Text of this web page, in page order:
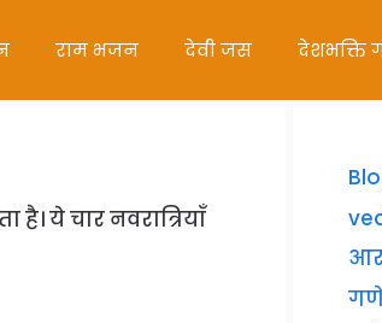
राम भजन देवी जस देशभक्ति
है। ये चार नवरात्रियाँ